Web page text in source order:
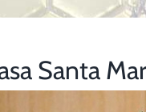
Santa